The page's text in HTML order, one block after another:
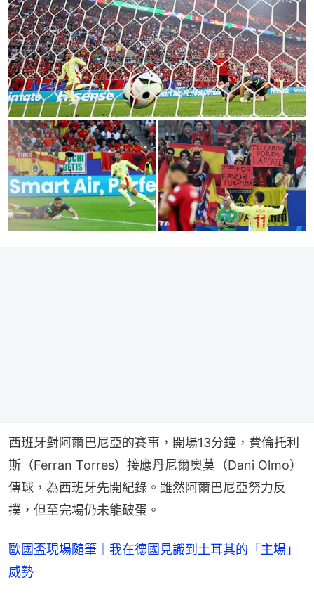
西班牙對阿爾巴尼亞的賽事，開場13分鐘，費倫托利
斯（Ferran Torres）接應丹尼爾奧莫（Dani Olmo）
傳球，為西班牙先開紀錄。雖然阿爾巴尼亞努力反
撲，但至完場仍未能破蛋。
歐國盃現場隨筆｜我在德國見識到土耳其的「主場」
威勢